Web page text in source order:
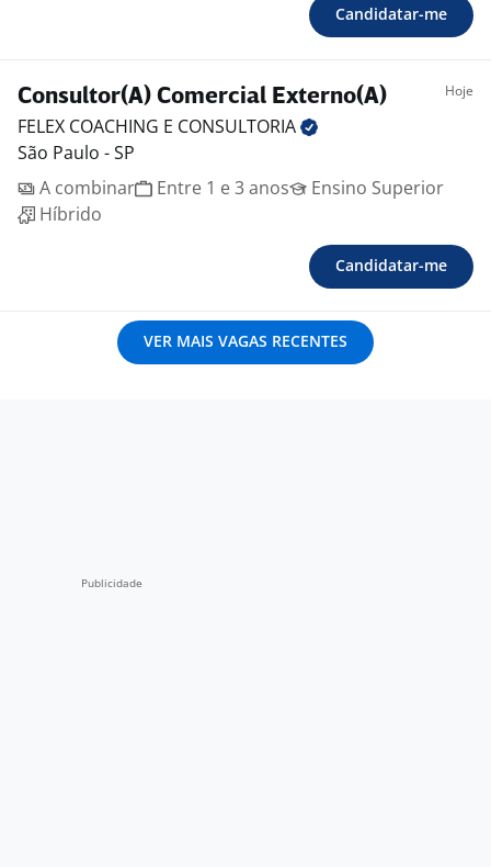
Candidatar-me
Consultor(A) Comercial Externo(A) Hoje
FELEX COACHING E CONSULTORIA
São Paulo - SP
A combinar
Entre 1 e 3 anos
Ensino Superior
Híbrido
Candidatar-me
VER MAIS VAGAS RECENTES